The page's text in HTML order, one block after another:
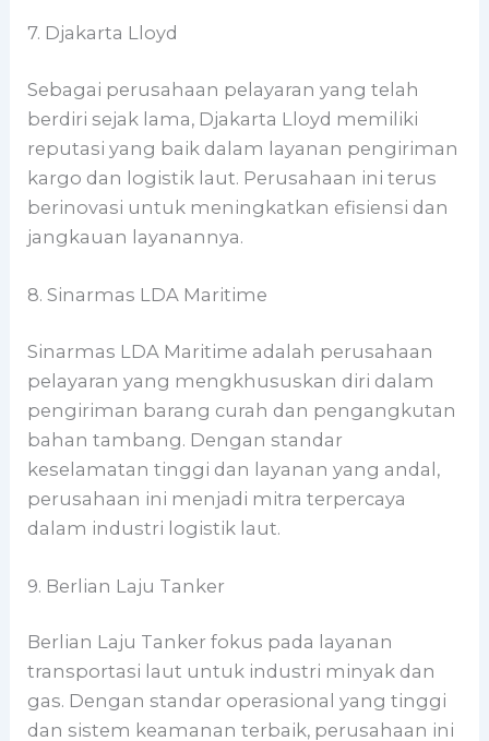
7. Djakarta Lloyd
Sebagai perusahaan pelayaran yang telah
berdiri sejak lama, Djakarta Lloyd memiliki
reputasi yang baik dalam layanan pengiriman
kargo dan logistik laut. Perusahaan ini terus
berinovasi untuk meningkatkan efisiensi dan
jangkauan layanannya.
8. Sinarmas LDA Maritime
Sinarmas LDA Maritime adalah perusahaan
pelayaran yang mengkhususkan diri dalam
pengiriman barang curah dan pengangkutan
bahan tambang. Dengan standar
keselamatan tinggi dan layanan yang andal,
perusahaan ini menjadi mitra terpercaya
dalam industri logistik laut.
9. Berlian Laju Tanker
Berlian Laju Tanker fokus pada layanan
transportasi laut untuk industri minyak dan
gas. Dengan standar operasional yang tinggi
dan sistem keamanan terbaik, perusahaan ini